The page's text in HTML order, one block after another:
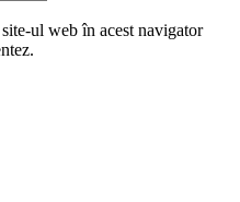
ul web în acest navigator